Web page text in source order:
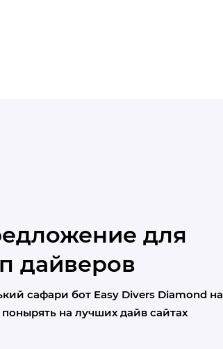
для
дайверов
сафари бот Easy Divers Diamond на
на лучших дайв сайтах